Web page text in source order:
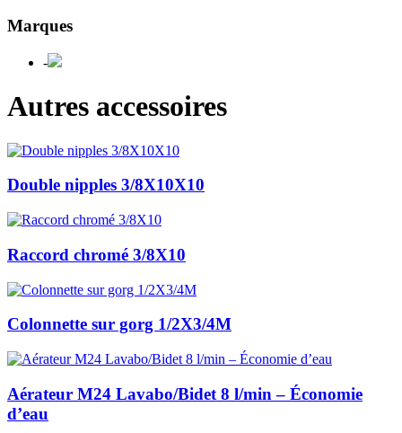
Marques
-
Autres accessoires
Double nipples 3/8X10X10
Raccord chromé 3/8X10
Colonnette sur gorg 1/2X3/4M
Aérateur M24 Lavabo/Bidet 8 l/min – Économie
d’eau